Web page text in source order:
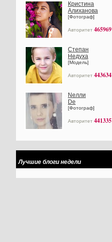
Кристина
Алиханова
[Фотограф]
Авторитет 465969
Степан
Недуха
[Модель]
Авторитет 443634
Nелли
Dе
[Фотограф]
Авторитет 441335
Лучшие блоги недели